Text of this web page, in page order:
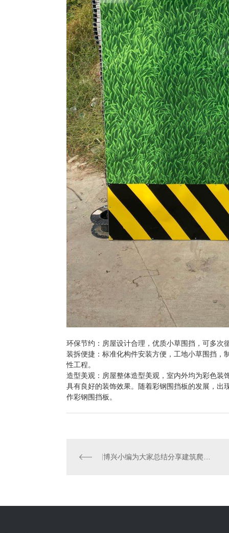
环保节约：房屋设计合理，优质小草围挡，可多次
装拆便捷：标准化构件安装方便，工地小草围挡，
性工程。
造型美观：房屋整体造型美观，室内外均为彩色装
具有良好的装饰效果。随着彩钢围挡板的发展，出
作彩钢围挡板。
博兴小编为大家总结分享建筑爬架网选购时有哪些注意事项